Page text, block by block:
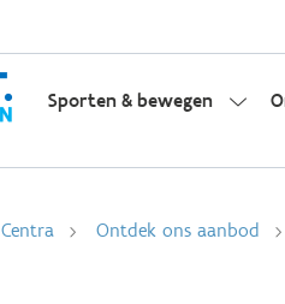
Sporten & bewegen
Centra Ontdek ons aanbod